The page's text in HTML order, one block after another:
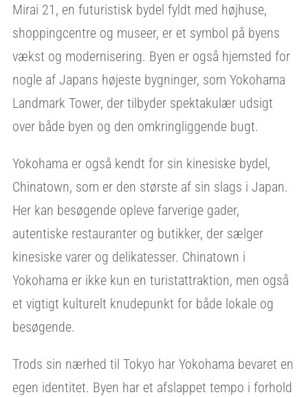
Mirai 21, en futuristisk bydel fyldt med højhuse,
shoppingcentre og museer, er et symbol på byens
vækst og modernisering. Byen er også hjemsted for
nogle af Japans højeste bygninger, som Yokohama
Landmark Tower, der tilbyder spektakulær udsigt
over både byen og den omkringliggende bugt.
Yokohama er også kendt for sin kinesiske bydel,
Chinatown, som er den største af sin slags i Japan.
Her kan besøgende opleve farverige gader,
autentiske restauranter og butikker, der sælger
kinesiske varer og delikatesser. Chinatown i
Yokohama er ikke kun en turistattraktion, men også
et vigtigt kulturelt knudepunkt for både lokale og
besøgende.
Trods sin nærhed til Tokyo har Yokohama bevaret en
egen identitet. Byen har et afslappet tempo i forhold